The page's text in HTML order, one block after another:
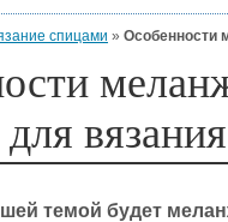
спицами » Особенности
вязания
темой будет